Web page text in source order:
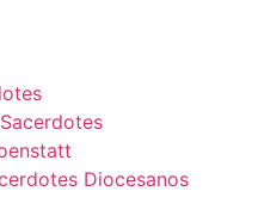
Diocesanos